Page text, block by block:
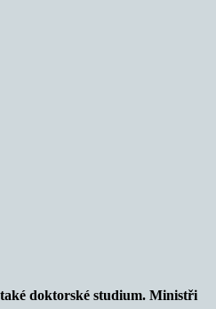
také doktorské studium. Ministři